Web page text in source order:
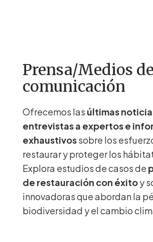
Prensa/Medios de
comunicación
Ofrecemos las últimas
entrevistas a expertos e
exhaustivossobre los
restaurar y proteger los
Explora estudios de casos de
de restauración con éxitoy
innovadoras que abordan la
biodiversidad y el cambio